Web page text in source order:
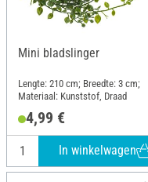
Mini bladslinger
Lengte: 210 cm; Breedte: 3 cm;
Materiaal: Kunststof, Draad
4,99 €
In winkelwagen